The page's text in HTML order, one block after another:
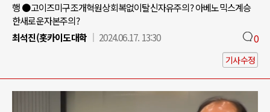
행 ●고이즈미구조개혁원상회복없이탈신자유주의? 아베노믹스계승
한새로운자본주의?
최석진(홋카이도대학
2024.06.17. 13:30 0
기사수정